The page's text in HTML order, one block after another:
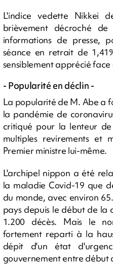
L'indice vedette Nikkei
brièvement décroché
informations de presse,
séance en retrait de
sensiblement apprécié face
- Popularité en déclin -
La popularité de M. Abe a
la pandémie de
critiqué pour la lenteur
multiples revirements et
Premier ministre lui-même.
L'archipel nippon a été
la maladie Covid-19 que
du monde, avec environ
pays depuis le début de la
1.200 décès. Mais le
fortement reparti à la
dépit d'un état
gouvernement entre début